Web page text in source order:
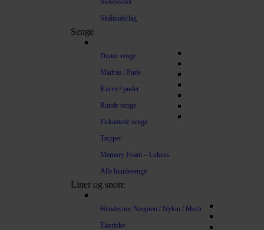
Slowfeeder
Skålunderlag
Senge
Donut senge
Madras / Pude
Kurve / puder
Runde senge
Firkantede senge
Tæpper
Memory Foam – Luksus
Alle hundesenge
Liner og snore
Hundesnor Neopren / Nylon / Mesh
Elastiske